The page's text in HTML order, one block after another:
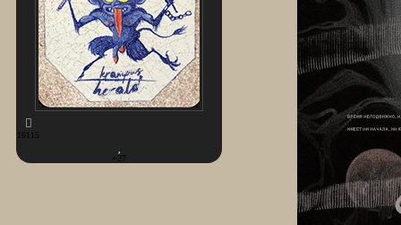
16115
+27